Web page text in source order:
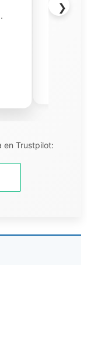
❯
en Trustpilot: